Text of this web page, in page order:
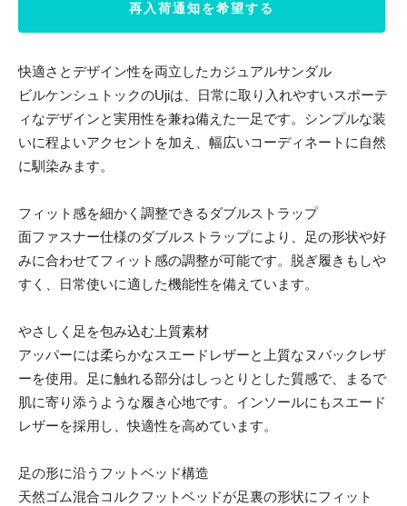
再入荷通知を希望する
快適さとデザイン性を両立したカジュアルサンダル
ビルケンシュトックのUjiは、日常に取り入れやすいスポーテ
ィなデザインと実用性を兼ね備えた一足です。シンプルな装
いに程よいアクセントを加え、幅広いコーディネートに自然
に馴染みます。
フィット感を細かく調整できるダブルストラップ
面ファスナー仕様のダブルストラップにより、足の形状や好
みに合わせてフィット感の調整が可能です。脱ぎ履きもしや
すく、日常使いに適した機能性を備えています。
やさしく足を包み込む上質素材
アッパーには柔らかなスエードレザーと上質なヌバックレザ
ーを使用。足に触れる部分はしっとりとした質感で、まるで
肌に寄り添うような履き心地です。インソールにもスエード
レザーを採用し、快適性を高めています。
足の形に沿うフットベッド構造
天然ゴム混合コルクフットベッドが足裏の形状にフィット